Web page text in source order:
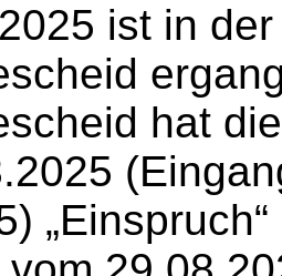
ist in
hat